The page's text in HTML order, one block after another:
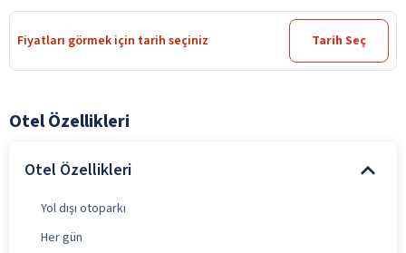
Fiyatları görmek için tarih seçiniz Tarih Seç
Otel Özellikleri
Otel Özellikleri
Yol dışı otoparkı
Her gün